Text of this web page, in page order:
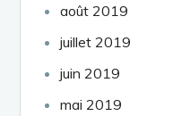
août 2019
juillet 2019
juin 2019
mai 2019